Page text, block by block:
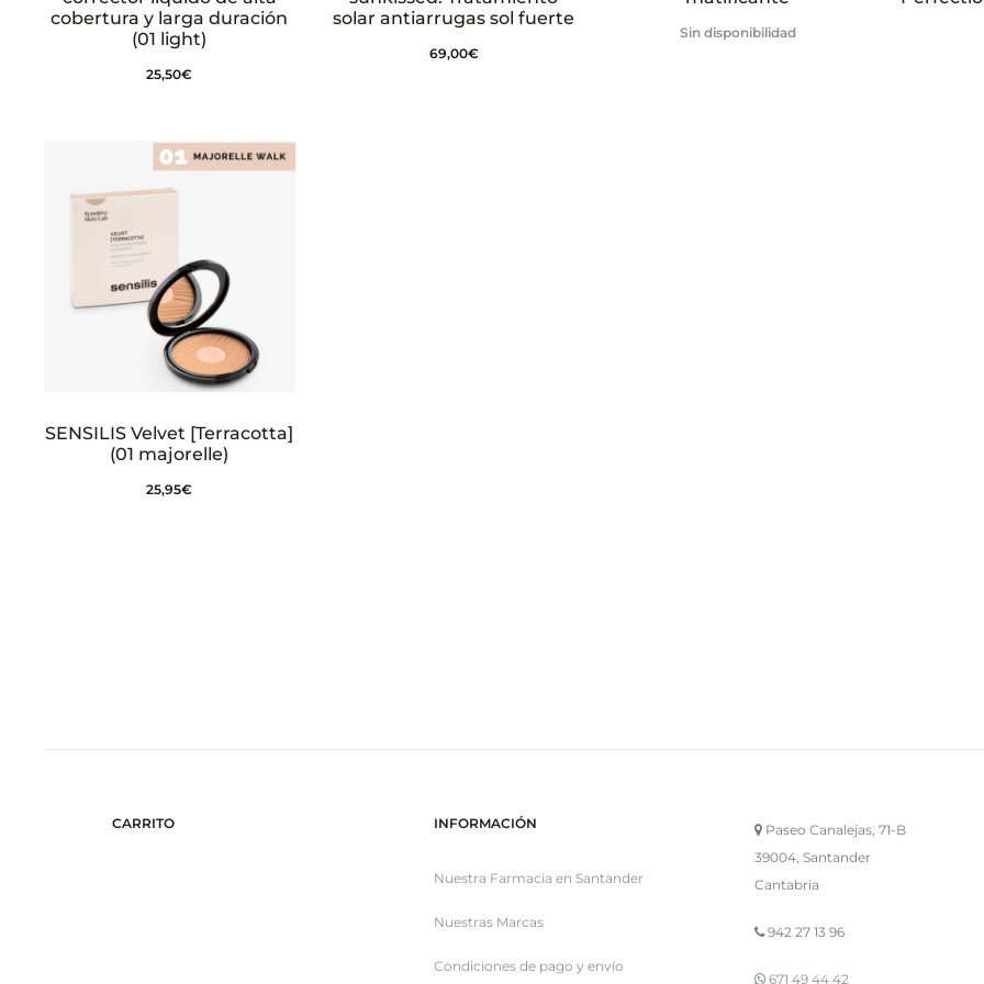
cobertura y larga duración
(01 light)
25,50€
solar antiarrugas sol fuerte
69,00€
Sin disponibilidad
SENSILIS Velvet [Terracotta]
(01 majorelle)
25,95€
CARRITO INFORMACIÓN
Nuestra Farmacia en Santander
Nuestras Marcas
Condiciones de pago y envío
Paseo Canalejas, 71-B
39004, Santander
Cantabria
942 27 13 96
671 49 44 42